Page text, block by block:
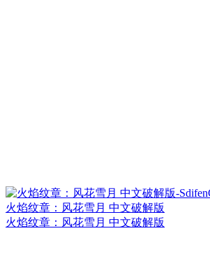
火焰纹章：风花雪月 中文破解版
火焰纹章：风花雪月 中文破解版